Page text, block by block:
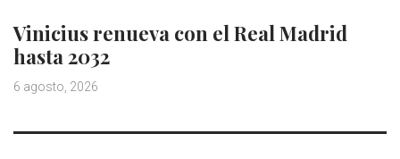
Vinicius renueva con el Real Madrid
hasta 2032
6 agosto, 2026